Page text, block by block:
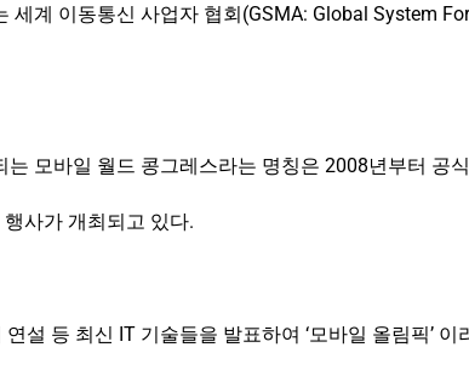
계 이동통신 사업자 협회(GSMA: Global System
모바일 월드 콩그레스라는 명칭은 2008년부터 공
사가 개최되고 있다.
설 등 최신 IT 기술들을 발표하여 ‘모바일 올림픽’ 이